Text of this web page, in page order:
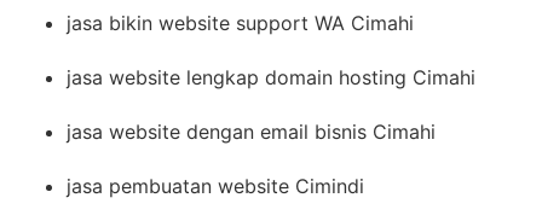
jasa bikin website support WA Cimahi
jasa website lengkap domain hosting Cimahi
jasa website dengan email bisnis Cimahi
jasa pembuatan website Cimindi